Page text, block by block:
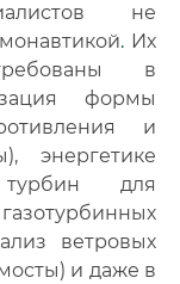
не
. Их
в
формы
и
энергетике
турбин для
ветровых
и даже в